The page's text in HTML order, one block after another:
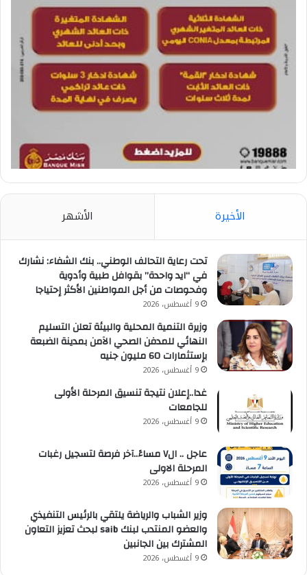
الأخيرة الأشهر
تحت رعاية التحالف الوطني.. بنك الشفاء: نشارك
في “ايد واحدة” بقوافل طبية وأدوية
وفحوصات من أجل المواطنين الأكثر إحتياجا
9 أغسطس، 2026
وزيرة التنمية المحلية والبيئة تعلن التسليم
النهائي للمدفن الصحي الآمن بمدينة الضبعة
بإستثمارات 60 مليون جنيه
9 أغسطس، 2026
غدا..إعلان نتيجة تنسيق المرحلة الأولى
للجامعات
9 أغسطس، 2026
عاجل .. ال٧ مساءً..آخر فرصة لتسجيل رغبات
المرحلة الاولى
9 أغسطس، 2026
وزير الشباب والرياضة يلتقي بالرئيس التنفيذي
والعضو المنتدب لبنك saib لبحث تعزيز التعاون
المشترك بين الجانبين
9 أغسطس، 2026